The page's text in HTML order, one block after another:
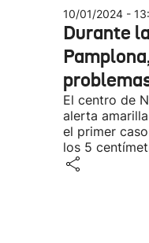
10/01/2024 -
Durante
El centro de
alerta
el primer
los 5